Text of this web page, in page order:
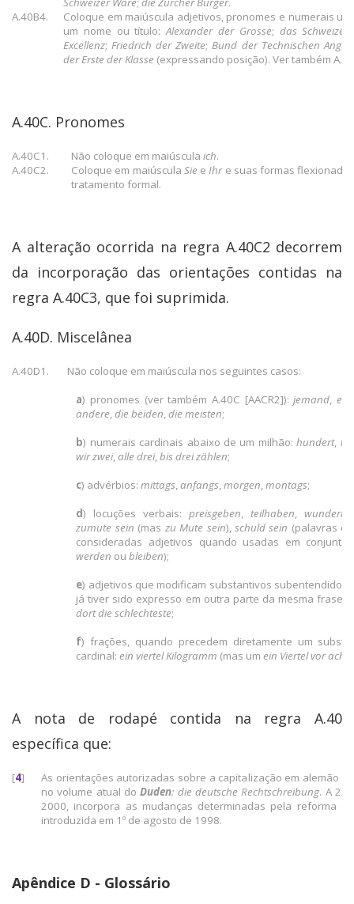
A.40B4.
Coloque em maiúscula adjetivos, pronomes e numerais
um nome ou título:Alexander der Grosse; das
Excellenz;Friedrich der Zweite;Bund der Technischen
der Erste der Klasse (expressando posição). Ver também
A.40C. Pronomes
A.40C1. Não coloque em maiúscula ich.
A.40C2.
Coloque em maiúscula Sie eIhre suas formas
tratamento formal.
A alteração ocorrida na regra A.40C2 decorrem
da incorporação das orientações contidas na
regra A.40C3, que foi suprimida.
A.40D. Miscelânea
A.40D1.
Não coloque em maiúscula nos seguintes casos:
a) pronomes (ver também A.40C [AACR2]):jemand, ein
andere,die beiden,die meisten;
b) numerais cardinais abaixo de um milhão:hundert,
wir zwei,alle drei,bis drei zählen;
c) advérbios:mittags,anfangs,morgen,montags;
d) locuções verbais:preisgeben,teilhaben,
zumute sein (mas zu Mute sein), schuld sein (palavras
consideradas adjetivos quando usadas em
werden oubleiben);
e) adjetivos que modificam substantivos
já tiver sido expresso em outra parte da mesma frase:
dort die schlechteste;
f) frações, quando precedem diretamente um
cardinal:ein viertel Kilogramm (mas umein Viertel vor acht
A nota de rodapé contida na regra A.40
específica que:
[4]
As orientações autorizadas sobre a capitalização em alemão
no volume atual doDuden: die deutsche Rechtschreibung. A
2000, incorpora as mudanças determinadas pela reforma
introduzida em 1º de agosto de 1998.
Apêndice D - Glossário